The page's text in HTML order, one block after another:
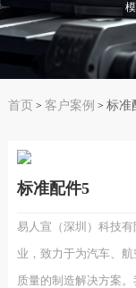
首页 > 客户案例 > 标准
标准配件5
易人宣（深圳）科技
业，致力于为汽车、
质量的制造解决方案